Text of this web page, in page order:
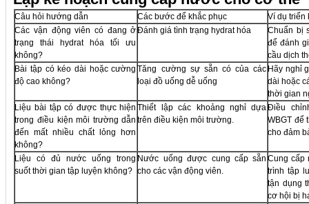
Câu hỏi hướng dẫn Các bước để khắc phục
Ví dụ triển
Các vận động viên có đang ở
trạng thái hydrat hóa tối ưu
không?
Đánh giá tình trạng hydrat hóa
Chuẩn bị
để đánh
cầu dịch
Bài tập có kéo dài hoặc cường
độ cao không?
Tăng cường sự sẵn có của các
loại đồ uống dễ uống
Hãy nghỉ
dài hoặc
thời gian
Liệu bài tập có được thực hiện
trong điều kiện môi trường dẫn
đến mất nhiều chất lỏng hơn
không?
Thiết lập các khoảng nghỉ dựa
trên điều kiện môi trường.
Điều
WBGT để
cho đảm
Liệu có đủ nước uống trong
suốt thời gian tập luyện không?
Nước uống được cung cấp sẵn
cho các vận động viên.
Cung cấp
trình tập
tận dụng
cơ hội bị